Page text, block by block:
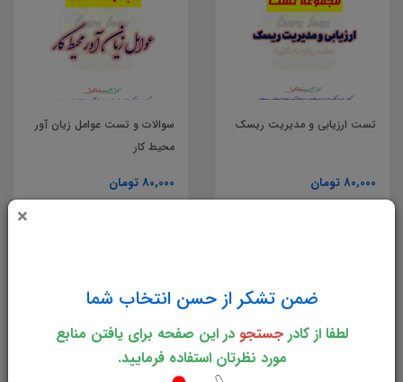
×
ضمن تشکر از حسن انتخاب شما
لطفا از کادر جستجو در این صفحه برای یافتن منابع
مورد نظرتان استفاده فرمایید.
تست ارزیابی و مدیریت ریسک
80,000 تومان
سوالات و تست عوامل زیان آور
محیط کار
80,000 تومان